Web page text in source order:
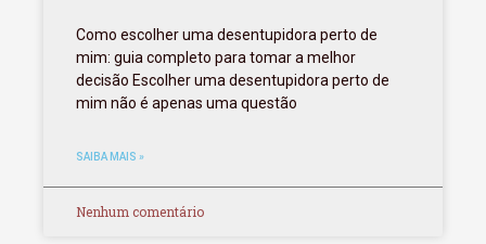
Como escolher uma desentupidora perto de
mim: guia completo para tomar a melhor
decisão Escolher uma desentupidora perto de
mim não é apenas uma questão
SAIBA MAIS »
Nenhum comentário